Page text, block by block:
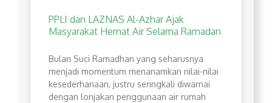
PPLI dan LAZNAS Al-Azhar Ajak
Masyarakat Hemat Air Selama Ramadan
Bulan Suci Ramadhan yang seharusnya
menjadi momentum menanamkan nilai-nilai
kesederhanaan, justru seringkali diwarnai
dengan lonjakan penggunaan air rumah